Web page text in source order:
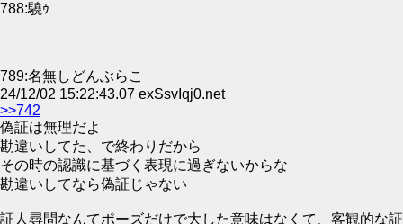
788:驍ｩ
789:名無しどんぶらこ
24/12/02 15:22:43.07 exSsvIqj0.net
>>742
偽証は無理だよ
勘違いしてた、で終わりだから
その時の認識に基づく表現に過ぎないからな
勘違いしてなら偽証じゃない
証人尋問なんてポーズだけで大した意味はなくて、客観的な証